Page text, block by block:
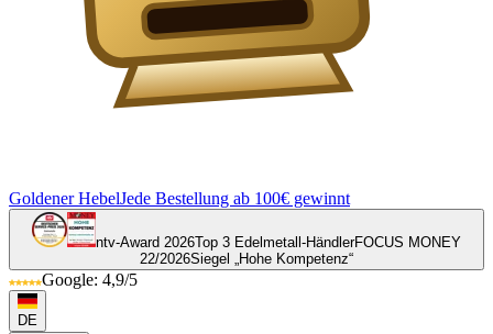
Goldener HebelJede Bestellung ab 100€ gewinnt
ntv-Award 2026Top 3 Edelmetall-HändlerFOCUS MONEY
22/2026Siegel „Hohe Kompetenz“
Google: 4,9/5
DE